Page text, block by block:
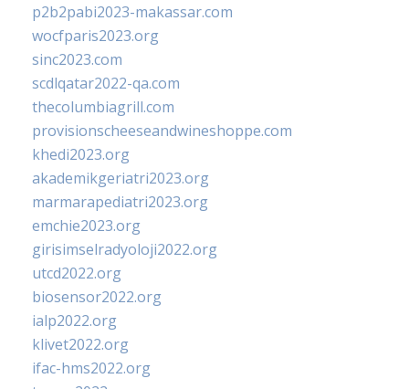
p2b2pabi2023-makassar.com
wocfparis2023.org
sinc2023.com
scdlqatar2022-qa.com
thecolumbiagrill.com
provisionscheeseandwineshoppe.com
khedi2023.org
akademikgeriatri2023.org
marmarapediatri2023.org
emchie2023.org
girisimselradyoloji2022.org
utcd2022.org
biosensor2022.org
ialp2022.org
klivet2022.org
ifac-hms2022.org